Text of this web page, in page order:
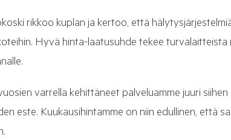
rikkoo kuplan ja kertoo, että
Hyvä hinta-laatusuhde tekee turvalaitteista
varrella kehittäneet palveluamme juuri
este. Kuukausihintamme on niin edullinen, että